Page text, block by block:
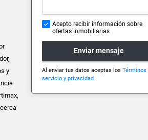
y
Acepto recibir información sobre
ofertas inmobiliarias
Enviar mensaje
Al enviar tus datos aceptas los Términos
servicio y privacidad